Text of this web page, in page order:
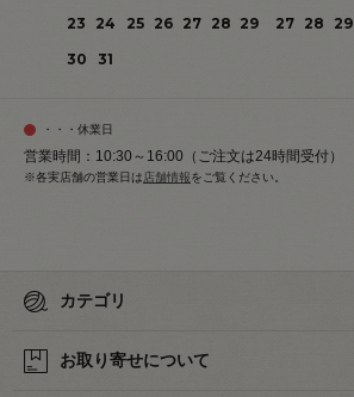
23
24 25 26 27 28 29
30
31
27 28 29
・・・休業日
営業時間：10:30～16:00（ご注文は24時間受付）
※各実店舗の営業日は 店舗情報をご覧ください。
カテゴリ
お取り寄せについて